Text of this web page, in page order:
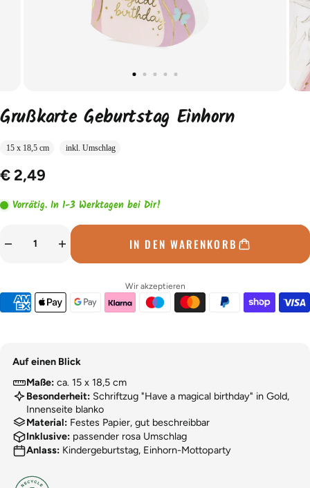
Grußkarte Geburtstag Einhorn
15 x 18,5 cm inkl. Umschlag
€ 2,49
Vorrätig. In 1-3 Werktagen bei Dir!
IN DEN WARENKORB
Wir akzeptieren
Auf einen Blick
Maße: ca. 15 x 18,5 cm
Besonderheit: Schriftzug "Have a magical birthday" in Gold,
Innenseite blanko
Material: Festes Papier, gut beschreibbar
Inklusive: passender rosa Umschlag
Anlass: Kindergeburtstag, Einhorn-Mottoparty